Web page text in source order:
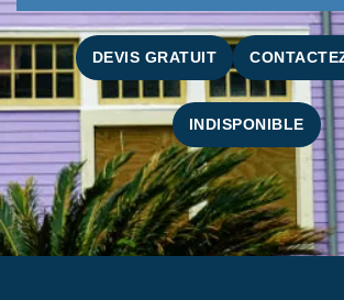
DEVIS GRATUIT
INDISPONIBLE